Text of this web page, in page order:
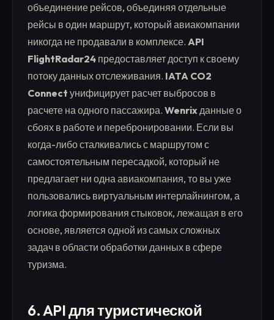
объединение рейсов, объединяя отдельные
рейсы в один маршрут, который авиакомпании
никогда не продавали в комплексе. API
FlightRadar24 предоставляет доступ к своему
потоку данных отслеживания. IATA CO2
Connect унифицирует расчет выбросов в
расчете на одного пассажира. Wenrix данные о
сбоях в работе и перебронировании. Если вы
когда-либо сталкивались с маршрутом с
самостоятельным пересадкой, который не
предлагает ни одна авиакомпания, то вы уже
пользовались виртуальным интерлайнингом, а
логика формирования стыковок, лежащая в его
основе, является одной из самых сложных
задач в области обработки данных в сфере
туризма.
6. API для туристической